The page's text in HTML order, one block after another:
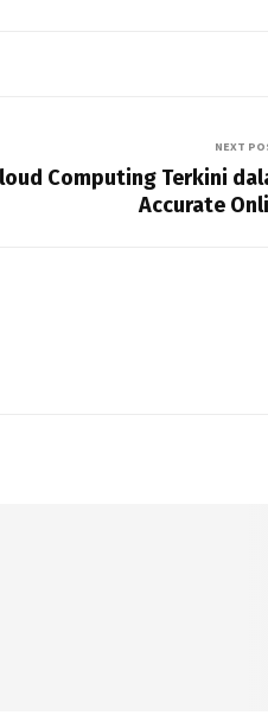
NEXT
Computing Terkini
Accurate